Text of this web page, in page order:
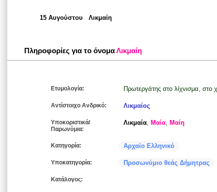
15 Αυγούστου Λικμαίη
Πληροφορίες για το όνομαΛικμαίη
Ετυμολογία: Πρωτεργάτης στο λίχνισμα,
Αντίστοιχο Ανδρικό: Λικμαίος
Υποκοριστικά/
Παρωνύμια:
Λικμαία, Μαία, Μαίη
Κατηγορία: Αρχαίο Ελληνικό
Υποκατηγορία: Προσωνύμιο θεάς Δήμητρας
Κατάλογος: